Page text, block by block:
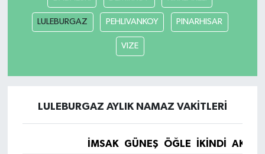
LULEBURGAZ PEHLIVANKOY PINARHISAR
VIZE
LULEBURGAZ AYLIK NAMAZ VAKITLERI
İMSAK GÜNEŞ ÖĞLE İKINDI